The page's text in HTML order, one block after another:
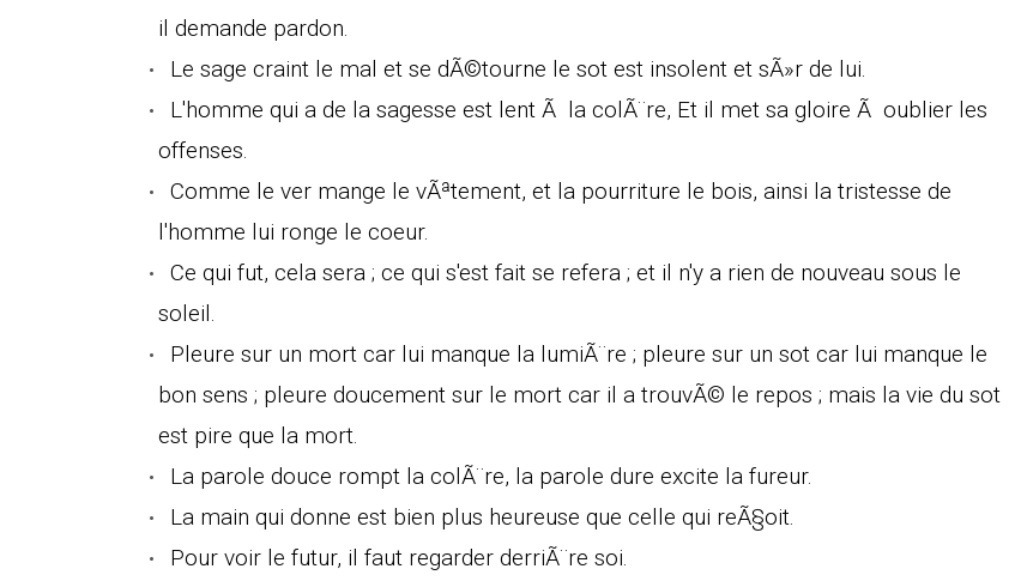
il demande pardon.
Le sage craint le mal et se dÃ©tourne le sot est insolent et sÃ»r de lui.
L'homme qui a de la sagesse est lent Ã la colÃ¨re, Et il met sa gloire Ã oublier les
offenses.
Comme le ver mange le vÃªtement, et la pourriture le bois, ainsi la tristesse de
l'homme lui ronge le coeur.
Ce qui fut, cela sera ; ce qui s'est fait se refera ; et il n'y a rien de nouveau sous le
soleil.
Pleure sur un mort car lui manque la lumiÃ¨re ; pleure sur un sot car lui manque le
bon sens ; pleure doucement sur le mort car il a trouvÃ© le repos ; mais la vie du sot
est pire que la mort.
La parole douce rompt la colÃ¨re, la parole dure excite la fureur.
La main qui donne est bien plus heureuse que celle qui reÃ§oit.
Pour voir le futur, il faut regarder derriÃ¨re soi.